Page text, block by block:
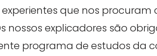
que nos procuram
nossos explicadores são
programa de estudos da